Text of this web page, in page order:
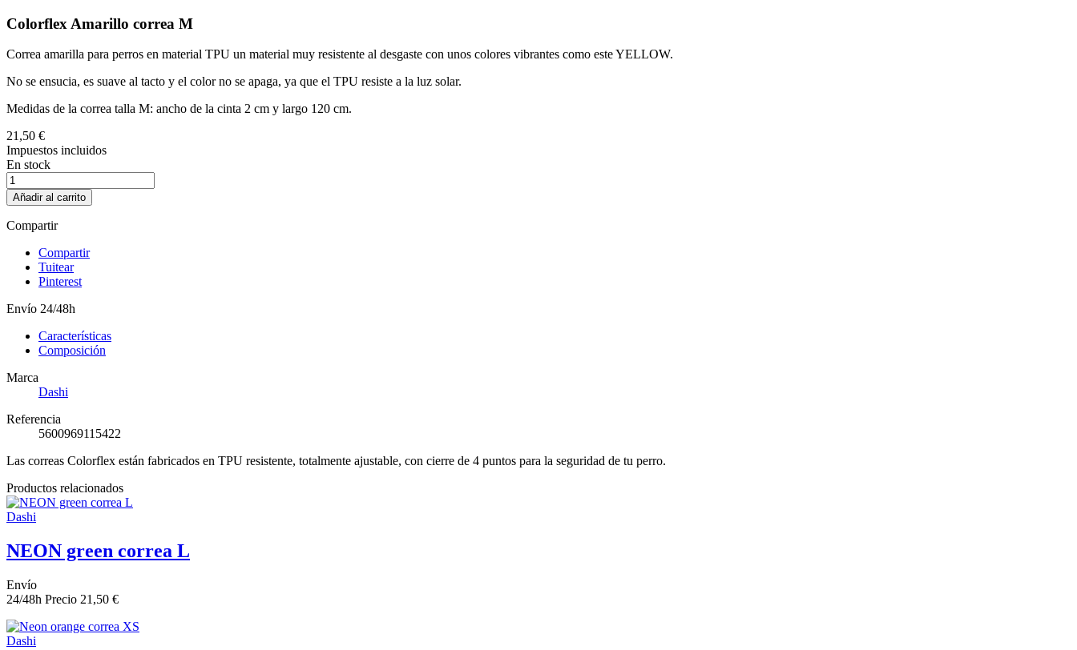
Colorflex Amarillo correa M
Correa amarilla para perros en material TPU un material muy resistente al desgaste con unos colores vibrantes como este YELLOW.
No se ensucia, es suave al tacto y el color no se apaga, ya que el TPU resiste a la luz solar.
Medidas de la correa talla M: ancho de la cinta 2 cm y largo 120 cm.
21,50 €
Impuestos incluidos
En stock
Añadir al carrito
Compartir
Compartir
Tuitear
Pinterest
Envío 24/48h
Características
Composición
Marca
Dashi
Referencia
5600969115422
Las correas Colorflex están fabricados en TPU resistente, totalmente ajustable, con cierre de 4 puntos para la seguridad de tu perro.
Productos relacionados
Dashi
NEON green correa L
Envío
24/48h Precio 21,50 €
Dashi